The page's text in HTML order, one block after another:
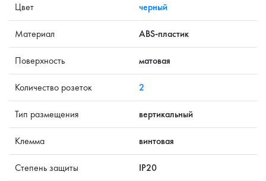
Цвет черный
Материал ABS-пластик
Поверхность матовая
Количество розеток 2
Тип размещения вертикальный
Клемма винтовая
Степень защиты IP20